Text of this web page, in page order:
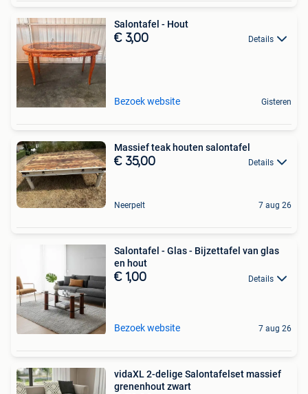
Salontafel - Hout
€ 3,00 Details
Bezoek website Gisteren
Massief teak houten salontafel
€ 35,00 Details
Neerpelt 7 aug 26
Salontafel - Glas - Bijzettafel van glas
en hout
€ 1,00 Details
Bezoek website 7 aug 26
vidaXL 2-delige Salontafelset massief
grenenhout zwart